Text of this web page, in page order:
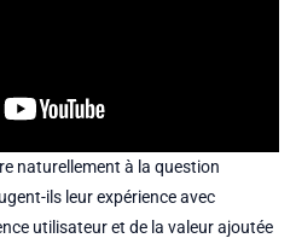
naturellement à la question
ils leur expérience avec
utilisateur et de la valeur ajoutée